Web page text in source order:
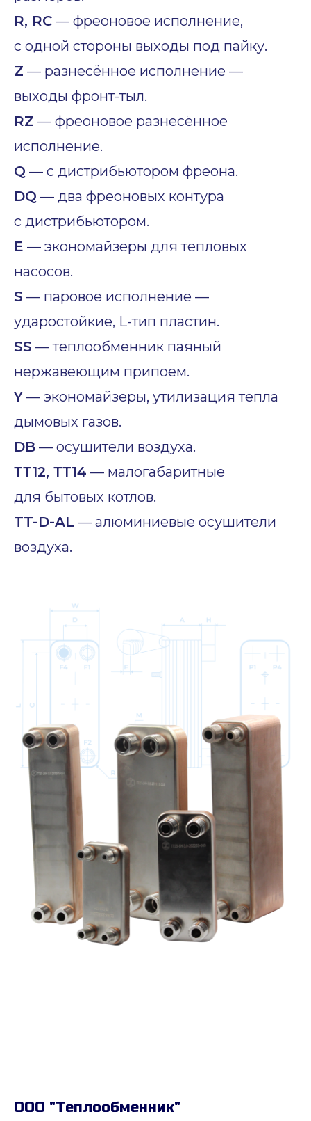
R, RC — фреоновое исполнение,
с одной стороны выходы под пайку.
Z — разнесённое исполнение —
выходы фронт-тыл.
RZ — фреоновое разнесённое
исполнение.
Q — с дистрибьютором фреона.
DQ — два фреоновых контура
с дистрибьютором.
E — экономайзеры для тепловых
насосов.
S — паровое исполнение —
ударостойкие, L-тип пластин.
SS — теплообменник паяный
нержавеющим припоем.
Y — экономайзеры, утилизация тепла
дымовых газов.
DB — осушители воздуха.
ТТ12, ТТ14 — малогабаритные
для бытовых котлов.
TT-D-AL — алюминиевые осушители
воздуха.
ООО "Теплообменник"